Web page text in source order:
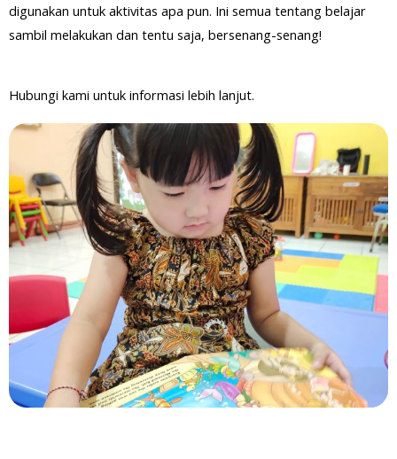
digunakan untuk aktivitas apa pun. Ini semua tentang belajar
sambil melakukan dan tentu saja, bersenang-senang!
Hubungi kami untuk informasi lebih lanjut.